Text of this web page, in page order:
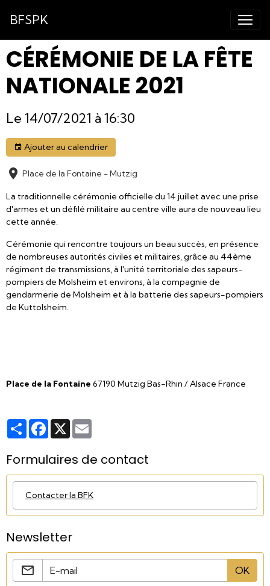
BFSPK
CÉRÉMONIE DE LA FÊTE
NATIONALE 2021
Le 14/07/2021 à 16:30
Ajouter au calendrier
Place de la Fontaine - Mutzig
La traditionnelle cérémonie officielle du 14 juillet avec une prise
d'armes et un défilé militaire au centre ville aura de nouveau lieu
cette année.
Cérémonie qui rencontre toujours un beau succès, en présence
de nombreuses autorités civiles et militaires, grâce au 44ème
régiment de transmissions, à l'unité territoriale des sapeurs-
pompiers de Molsheim et environs, à la compagnie de
gendarmerie de Molsheim et à la batterie des sapeurs-pompiers
de Kuttolsheim.
Place de la Fontaine 67190 Mutzig Bas-Rhin / Alsace France
PartagerFacebook
X
Formulaires de contact
Contacter la BFK
Newsletter
OK